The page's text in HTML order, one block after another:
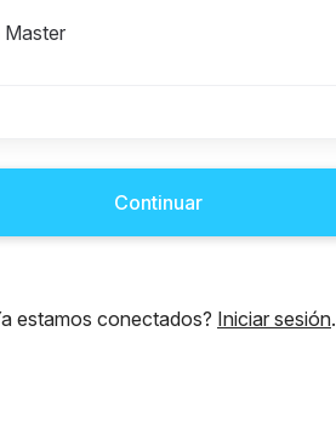
Master
Continuar
estamos conectados? Iniciar sesión.